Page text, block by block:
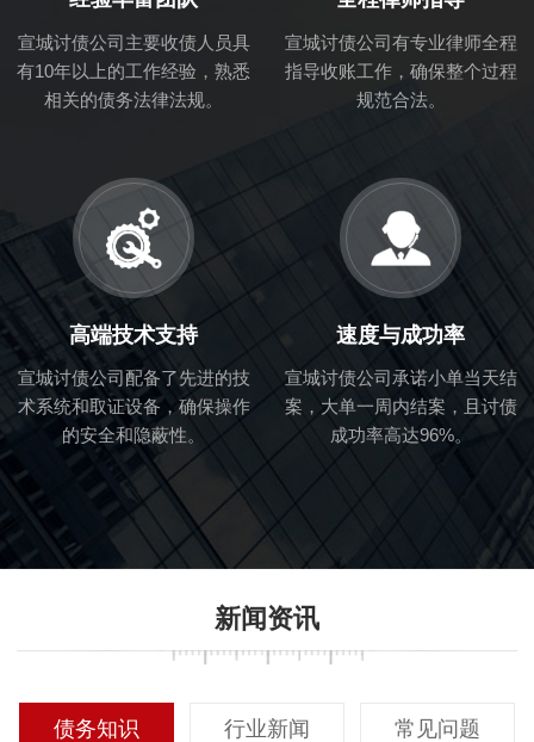
宣城讨债公司主要收债人员具
有10年以上的工作经验，熟悉
相关的债务法律法规。
宣城讨债公司有专业律师全程
指导收账工作，确保整个过程
规范合法。
高端技术支持
宣城讨债公司配备了先进的技
术系统和取证设备，确保操作
的安全和隐蔽性。
速度与成功率
宣城讨债公司承诺小单当天结
案，大单一周内结案，且讨债
成功率高达96%。
新闻资讯
债务知识 行业新闻 常见问题